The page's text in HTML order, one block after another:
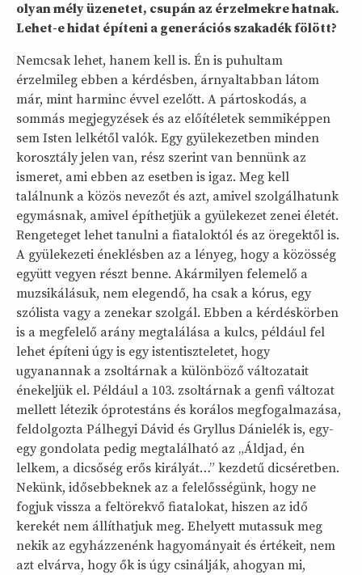
olyan mély üzenetet, csupán az érzelmekre hatnak.
Lehet-e hidat építeni a generációs szakadék fölött?
Nemcsak lehet, hanem kell is. Én is puhultam
érzelmileg ebben a kérdésben, árnyaltabban látom
már, mint harminc évvel ezelőtt. A pártoskodás, a
sommás megjegyzések és az előítéletek semmiképpen
sem Isten lelkétől valók. Egy gyülekezetben minden
korosztály jelen van, rész szerint van bennünk az
ismeret, ami ebben az esetben is igaz. Meg kell
találnunk a közös nevezőt és azt, amivel szolgálhatunk
egymásnak, amivel építhetjük a gyülekezet zenei életét.
Rengeteget lehet tanulni a fiataloktól és az öregektől is.
A gyülekezeti éneklésben az a lényeg, hogy a közösség
együtt vegyen részt benne. Akármilyen felemelő a
muzsikálásuk, nem elegendő, ha csak a kórus, egy
szólista vagy a zenekar szolgál. Ebben a kérdéskörben
is a megfelelő arány megtalálása a kulcs, például fel
lehet építeni úgy is egy istentiszteletet, hogy
ugyanannak a zsoltárnak a különböző változatait
énekeljük el. Például a 103. zsoltárnak a genfi változat
mellett létezik óprotestáns és korálos megfogalmazása,
feldolgozta Pálhegyi Dávid és Gryllus Dánielék is, egy-
egy gondolata pedig megtalálható az „Áldjad, én
lelkem, a dicsőség erős királyát…” kezdetű dicséretben.
Nekünk, idősebbeknek az a felelősségünk, hogy ne
fogjuk vissza a feltörekvő fiatalokat, hiszen az idő
kerekét nem állíthatjuk meg. Ehelyett mutassuk meg
nekik az egyházzenénk hagyományait és értékeit, nem
azt elvárva, hogy ők is úgy csinálják, ahogyan mi,